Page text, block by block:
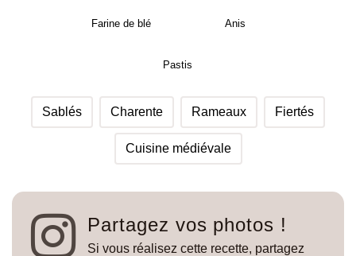
Farine de blé Anis
Pastis
Sablés Charente Rameaux Fiertés
Cuisine médiévale
Partagez vos photos !
Si vous réalisez cette recette, partagez